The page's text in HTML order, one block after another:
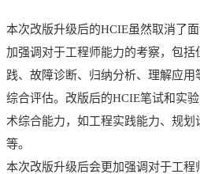
本次改版升级后的HCIE虽然取消了
加强调对于工程师能力的考察，包
践、故障诊断、归纳分析、理解应
综合评估。改版后的HCIE笔试和实
术综合能力，如工程实践能力、规划
等。
本次改版升级后会更加强调对于工